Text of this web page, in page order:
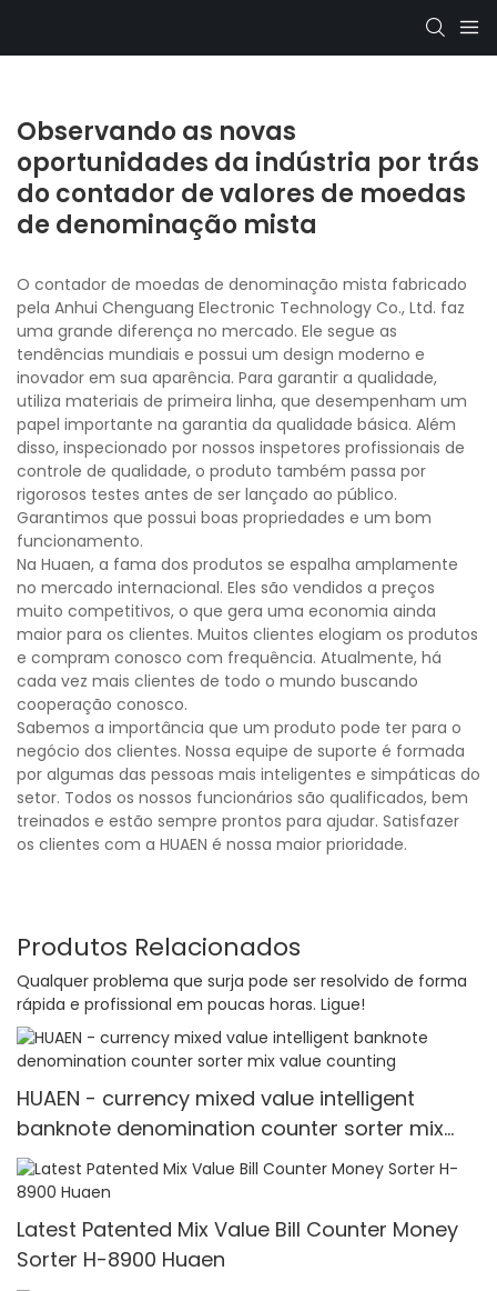
Observando as novas
oportunidades da indústria por trás
do contador de valores de moedas
de denominação mista
O contador de moedas de denominação mista fabricado
pela Anhui Chenguang Electronic Technology Co., Ltd. faz
uma grande diferença no mercado. Ele segue as
tendências mundiais e possui um design moderno e
inovador em sua aparência. Para garantir a qualidade,
utiliza materiais de primeira linha, que desempenham um
papel importante na garantia da qualidade básica. Além
disso, inspecionado por nossos inspetores profissionais de
controle de qualidade, o produto também passa por
rigorosos testes antes de ser lançado ao público.
Garantimos que possui boas propriedades e um bom
funcionamento.
Na Huaen, a fama dos produtos se espalha amplamente
no mercado internacional. Eles são vendidos a preços
muito competitivos, o que gera uma economia ainda
maior para os clientes. Muitos clientes elogiam os produtos
e compram conosco com frequência. Atualmente, há
cada vez mais clientes de todo o mundo buscando
cooperação conosco.
Sabemos a importância que um produto pode ter para o
negócio dos clientes. Nossa equipe de suporte é formada
por algumas das pessoas mais inteligentes e simpáticas do
setor. Todos os nossos funcionários são qualificados, bem
treinados e estão sempre prontos para ajudar. Satisfazer
os clientes com a HUAEN é nossa maior prioridade.
Produtos Relacionados
Qualquer problema que surja pode ser resolvido de forma
rápida e profissional em poucas horas. Ligue!
HUAEN - currency mixed value intelligent
banknote denomination counter sorter mix
value counting
Latest Patented Mix Value Bill Counter Money
Sorter H-8900 Huaen